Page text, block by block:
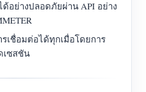
อย่างปลอดภัยผ่าน API อย่าง
เชื่อมต่อได้ทุกเมื่อโดยการ
เซสชัน